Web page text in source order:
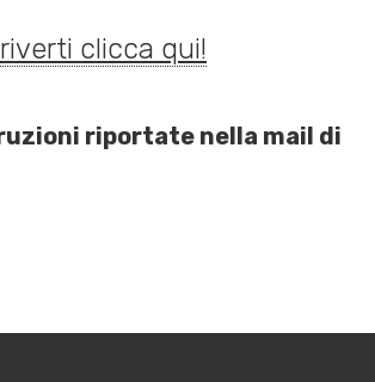
clicca qui!
riportate nella mail di